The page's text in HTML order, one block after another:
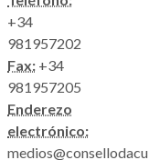
+34
981957202
Fax: +34
981957205
Enderezo
electrónico: